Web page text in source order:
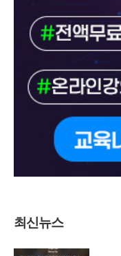
최신뉴스